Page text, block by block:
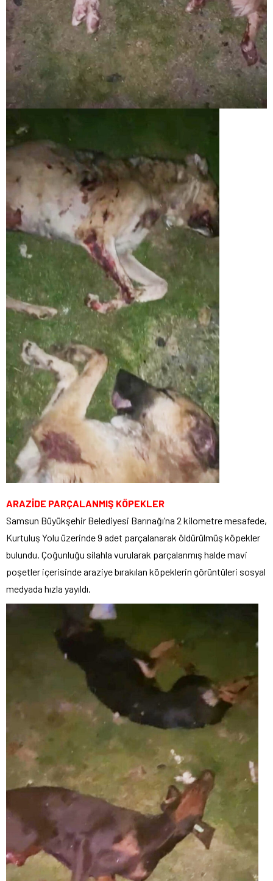
ARAZİDE PARÇALANMIŞ KÖPEKLER
Samsun Büyükşehir Belediyesi Barınağı’na 2 kilometre mesafede,
Kurtuluş Yolu üzerinde 9 adet parçalanarak öldürülmüş köpekler
bulundu. Çoğunluğu silahla vurularak parçalanmış halde mavi
poşetler içerisinde araziye bırakılan köpeklerin görüntüleri sosyal
medyada hızla yayıldı.